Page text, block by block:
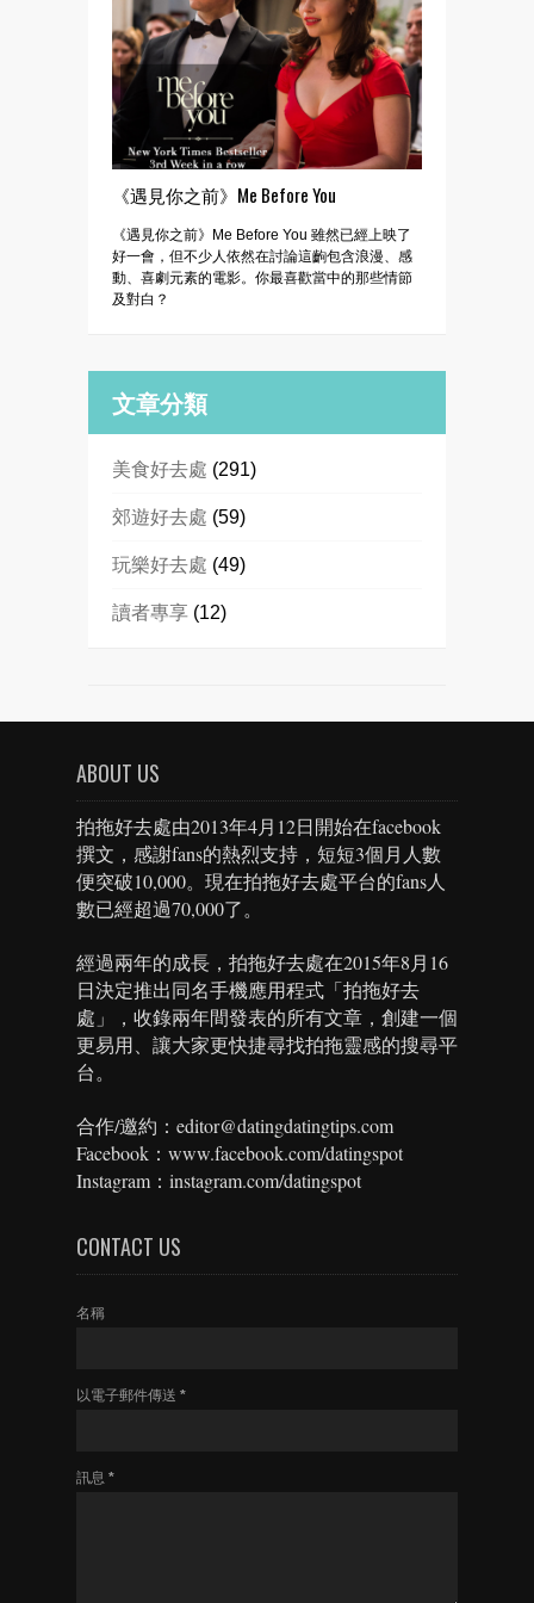
《遇見你之前》Me Before You
《遇見你之前》Me Before You 雖然已經上映了
好一會，但不少人依然在討論這齣包含浪漫、感
動、喜劇元素的電影。你最喜歡當中的那些情節
及對白？
文章分類
美食好去處 (291)
郊遊好去處 (59)
玩樂好去處 (49)
讀者專享 (12)
ABOUT US
拍拖好去處由2013年4月12日開始在facebook
撰文，感謝fans的熱烈支持，短短3個月人數
便突破10,000。現在拍拖好去處平台的fans人
數已經超過70,000了。
經過兩年的成長，拍拖好去處在2015年8月16
日決定推出同名手機應用程式「拍拖好去
處」，收錄兩年間發表的所有文章，創建一個
更易用、讓大家更快捷尋找拍拖靈感的搜尋平
台。
合作/邀約：editor@datingdatingtips.com
Facebook：www.facebook.com/datingspot
Instagram：instagram.com/datingspot
CONTACT US
名稱
以電子郵件傳送 *
訊息 *